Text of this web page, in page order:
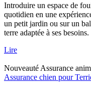
Introduire un espace de
quotidien en une
un petit jardin ou sur un
terre adaptée à ses besoins.
Lire
Nouveauté Assurance
Assurance chien pour